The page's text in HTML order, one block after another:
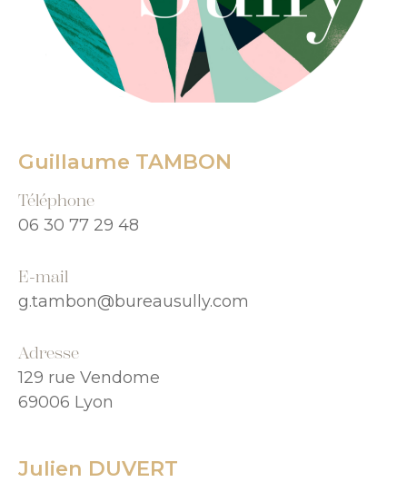
Guillaume TAMBON
Téléphone
06 30 77 29 48
E-mail
g.tambon@bureausully.com
Adresse
129 rue Vendome
69006 Lyon
Julien DUVERT